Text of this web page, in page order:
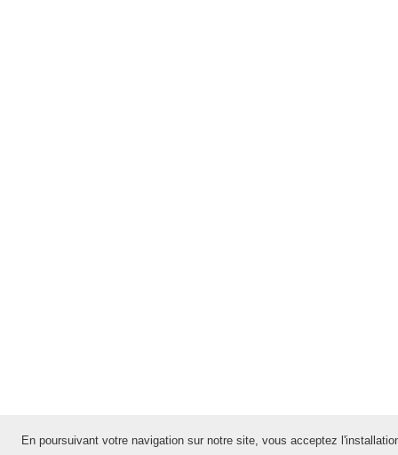
En poursuivant votre navigation sur notre site, vous acceptez